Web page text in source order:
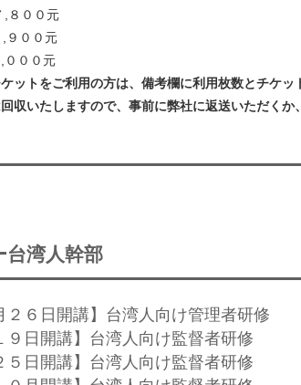
８００元
００元
００元
ットをご利用の方は、備考欄に利用枚数とチケッ
収いたしますので、事前に弊社に返送いただく
湾人幹部
２６日開講】台湾人向け管理者研修
９日開講】台湾人向け監督者研修
５日開講】台湾人向け監督者研修